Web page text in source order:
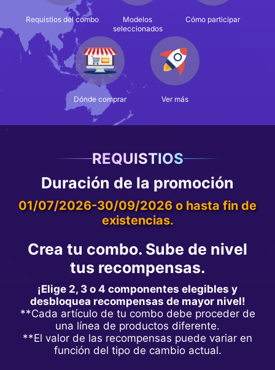
Requistios del combo
Modelos
seleccionados
Cómo participar
Dónde comprar Ver más
REQUISTIOS
Duración de la promoción
01/07/2026-30/09/2026 o hasta fin de
existencias.
Crea tu combo. Sube de nivel
tus recompensas.
¡Elige 2, 3 o 4 componentes elegibles y
desbloquea recompensas de mayor nivel!
**Cada artículo de tu combo debe proceder de
una línea de productos diferente.
**El valor de las recompensas puede variar en
función del tipo de cambio actual.